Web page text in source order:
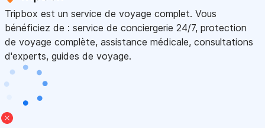
Tripbox est un service de voyage complet. Vous
bénéficiez de : service de conciergerie 24/7, protection
de voyage complète, assistance médicale, consultations
d'experts, guides de voyage.